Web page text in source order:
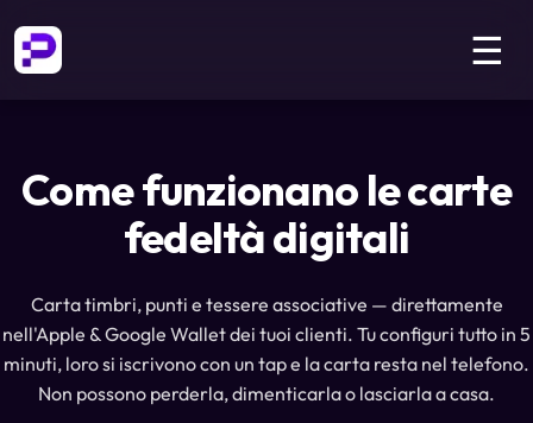
☰
Come funzionano le carte
fedeltà digitali
Carta timbri, punti e tessere associative — direttamente
nell'Apple & Google Wallet dei tuoi clienti. Tu configuri tutto in 5
minuti, loro si iscrivono con un tap e la carta resta nel telefono.
Non possono perderla, dimenticarla o lasciarla a casa.